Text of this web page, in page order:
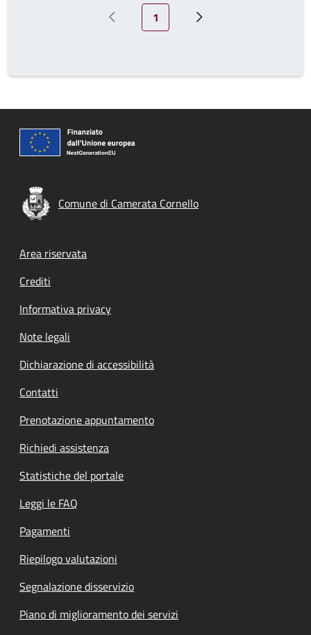
Pagina precedente
Pagina attuale
1 Pagina successiva
Comune di Camerata Cornello
Footer menu
Area riservata
Crediti
Informativa privacy
Note legali
Dichiarazione di accessibilità
Contatti
Prenotazione appuntamento
Richiedi assistenza
Statistiche del portale
Leggi le FAQ
Pagamenti
Riepilogo valutazioni
Segnalazione disservizio
Piano di miglioramento dei servizi